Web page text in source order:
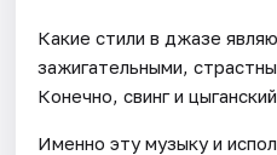
Какие стили в джазе
зажигательными,
Конечно, свинг и
Именно эту музыку и